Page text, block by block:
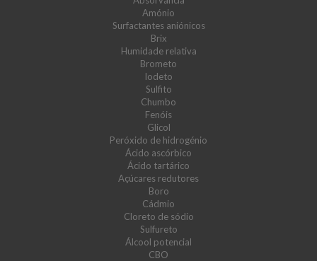
Amónio
Surfactantes aniónicos
Brix
Humidade relativa
Brometo
Iodeto
Sulfito
Chumbo
Fenóis
Glicol
Peróxido de hidrogénio
Ácido ascórbico
Ácido tartárico
Açúcares redutores
Boro
Cádmio
Cloreto de sódio
Sulfureto
Álcool potencial
CBO